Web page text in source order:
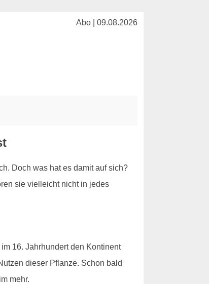
Abo | 09.08.2026
Doch was hat es damit auf sich?
sie vielleicht nicht in jedes
16. Jahrhundert den Kontinent
dieser Pflanze. Schon bald
mehr.